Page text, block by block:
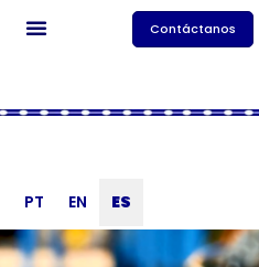
Contáctanos
PT EN ES